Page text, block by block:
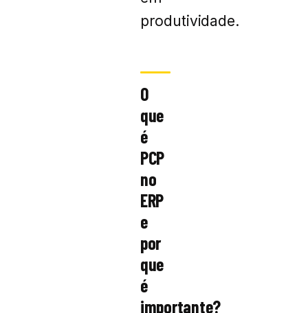
produtividade.
O
que
é
PCP
no
ERP
e
por
que
é
importante?